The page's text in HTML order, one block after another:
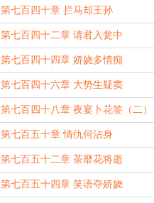
第七百四十章 拦马却王孙
第七百四十二章 请君入瓮中
第七百四十四章 娇娆多情痴
第七百四十六章 大势生疑窦
第七百四十八章 夜宴卜花签（二）
第七百五十章 情仇何沾身
第七百五十二章 茶靡花将逝
第七百五十四章 笑语夺娇娆